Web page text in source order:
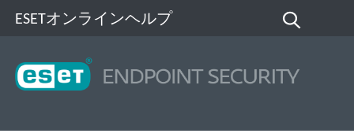
ESETオンラインヘルプ